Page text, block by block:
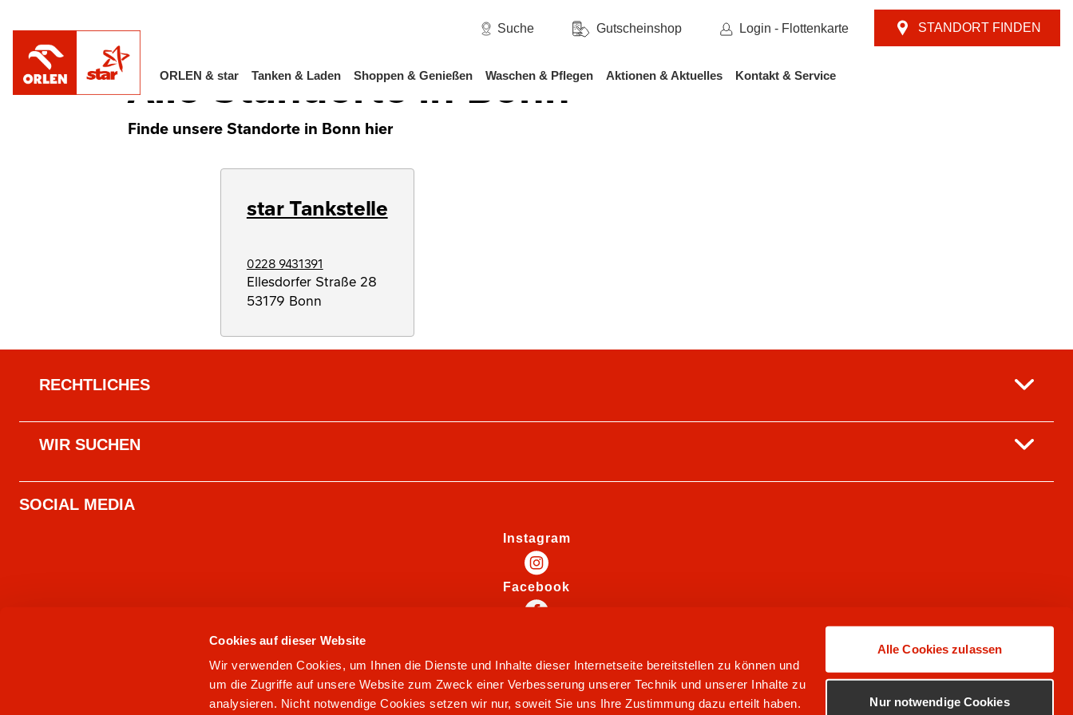
Cookies auf dieser Website
Wir verwenden Cookies, um Ihnen die Dienste und Inhalte dieser Internetseite bereitstellen zu können und
um die Zugriffe auf unsere Website zum Zweck einer Verbesserung unserer Technik und unserer Inhalte zu
analysieren. Nicht notwendige Cookies setzen wir nur, soweit Sie uns Ihre Zustimmung dazu erteilt haben.
Alle Cookies zulassen
Nur notwendige Cookies
ORLEN & star Tanken & Laden Shoppen & Genießen Waschen & Pflegen Aktionen & Aktuelles Kontakt & Service
Suche Gutscheinshop Login - Flottenkarte STANDORT FINDEN
Alle Standorte in Bonn
Finde unsere Standorte in Bonn hier
star Tankstelle
0228 9431391
Ellesdorfer Straße 28
53179 Bonn
RECHTLICHES
WIR SUCHEN
SOCIAL MEDIA
Instagram
Facebook